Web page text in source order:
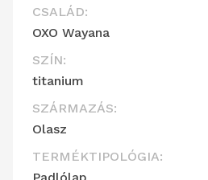
CSALÁD:
OXO Wayana
SZÍN:
titanium
SZÁRMAZÁS:
Olasz
TERMÉKTIPOLÓGIA: